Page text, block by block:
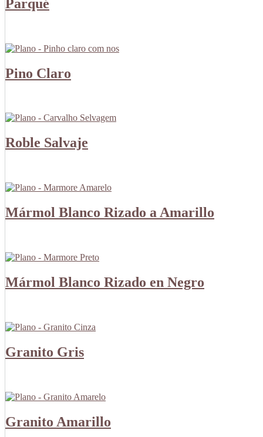
Parqué
Pino Claro
Roble Salvaje
Mármol Blanco Rizado a Amarillo
Mármol Blanco Rizado en Negro
Granito Gris
Granito Amarillo